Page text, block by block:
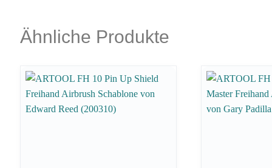
Ähnliche Produkte